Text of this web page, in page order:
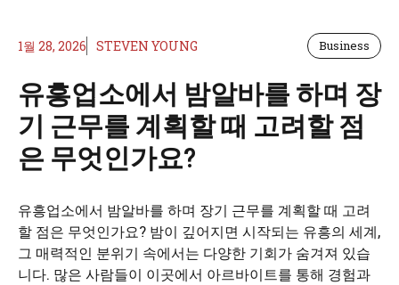
1월 28, 2026 STEVEN YOUNG Business
유흥업소에서 밤알바를 하며 장
기 근무를 계획할 때 고려할 점
은 무엇인가요?
유흥업소에서 밤알바를 하며 장기 근무를 계획할 때 고려
할 점은 무엇인가요? 밤이 깊어지면 시작되는 유흥의 세계,
그 매력적인 분위기 속에서는 다양한 기회가 숨겨져 있습
니다. 많은 사람들이 이곳에서 아르바이트를 통해 경험과